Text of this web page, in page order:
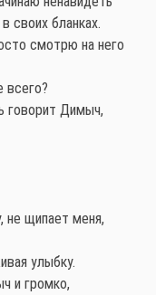
своих бланках.
смотрю на него
всего?
говорит Димыч,
не щипает меня,
улыбку.
и громко,